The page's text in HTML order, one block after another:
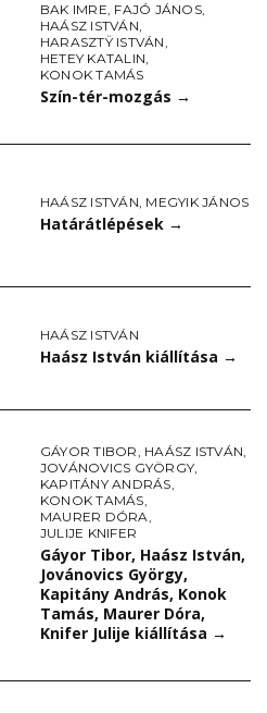
BAK IMRE, FAJÓ JÁNOS,
HAÁSZ ISTVÁN,
HARASZTŸ ISTVÁN,
HETEY KATALIN,
KONOK TAMÁS
Szín-tér-mozgás →
HAÁSZ ISTVÁN MEGYIK JÁNOS
Határátlépések →
HAÁSZ ISTVÁN
Haász István kiállítása →
GÁYOR TIBOR, HAÁSZ ISTVÁN,
JOVÁNOVICS GYÖRGY,
KAPITÁNY ANDRÁS,
KONOK TAMÁS,
MAURER DÓRA,
JULIJE KNIFER
Gáyor Tibor, Haász István,
Jovánovics György,
Kapitány András, Konok
Tamás, Maurer Dóra,
Knifer Julije kiállítása →